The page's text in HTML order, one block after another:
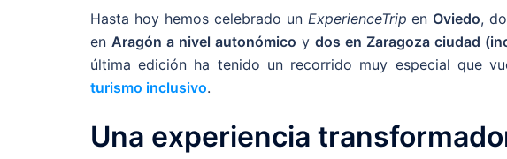
Hasta hoy hemos celebrado un ExperienceTrip en Oviedo,
en Aragón a nivel autonómico y dos en Zaragoza ciudad
última edición ha tenido un recorrido muy especial que
turismo inclusivo.
Una experiencia